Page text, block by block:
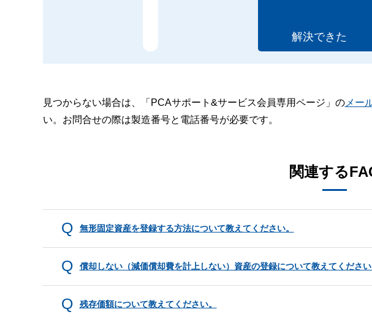
解決できた
見つからない場合は、「PCAサポート&サービス会員専用ページ」のメー
い。お問合せの際は製造番号と電話番号が必要です。
関連する
無形固定資産を登録する方法について教えてください。
償却しない（減価償却費を計上しない）資産の登録について教えてください
残存価額について教えてください。